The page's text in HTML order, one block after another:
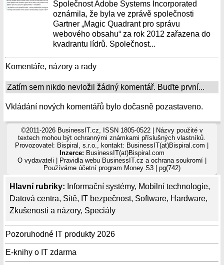
Hlavní rubriky: Informační systémy, Mobilní technologie,
Datová centra, Sítě, IT bezpečnost, Software, Hardware,
Zkušenosti a názory, Speciály
Pozoruhodné IT produkty 2026
E-knihy o IT zdarma
Společnost Adobe Systems Incorporated
oznámila, že byla ve zprávě společnosti
Gartner „Magic Quadrant pro správu
webového obsahu“ za rok 2012 zařazena do
kvadrantu lídrů. Společnost...
Komentáře, názory a rady
Zatím sem nikdo nevložil žádný komentář. Buďte první...
Vkládání nových komentářů bylo dočasně pozastaveno.
©2011-2026 BusinessIT.cz, ISSN 1805-0522 | Názvy použité v
textech mohou být ochrannými známkami příslušných vlastníků.
Provozovatel: Bispiral, s.r.o., kontakt: BusinessIT(at)Bispiral.com |
Inzerce: BusinessIT(at)Bispiral.com
O vydavateli
Pravidla webu BusinessIT.cz a ochrana soukromí|
Používáme účetní program Money S3| pg(742)